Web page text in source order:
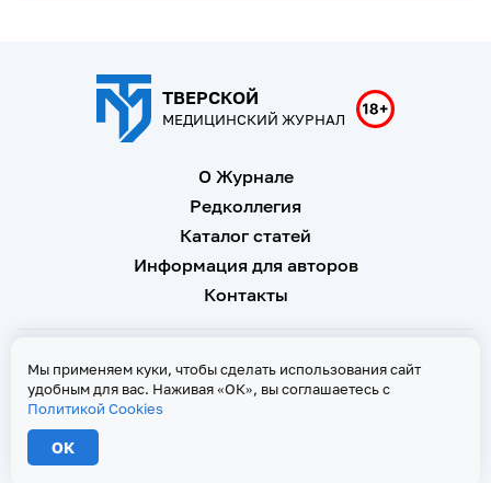
ТВЕРСКОЙ
МЕДИЦИНСКИЙ ЖУРНАЛ
О Журнале
Редколлегия
Каталог статей
Информация для авторов
Контакты
При копировании текстов ссылка на страницу-первоисточник обязательна
Свидетельство о регистрации Эл № ФС 77 - 67146 от 16
сентября 2016 г
Мы применяем куки, чтобы сделать использования сайт
удобным для вас. Наживая «ОК», вы соглашаетесь с
Политикой Cookies
ОК